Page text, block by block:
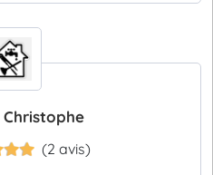
(2 avis)